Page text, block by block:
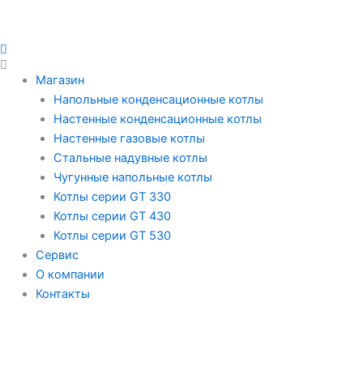
Магазин
Напольные конденсационные котлы
Настенные конденсационные котлы
Настенные газовые котлы
Стальные надувные котлы
Чугунные напольные котлы
Котлы серии GT 330
Котлы серии GT 430
Котлы серии GT 530
Сервис
О компании
Контакты